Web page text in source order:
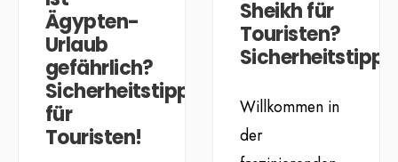
Sheikh für
Touristen?
Willkommen in
der
Ägypten-
Urlaub
gefährlich?
Sicherheitstipps
für
Touristen!